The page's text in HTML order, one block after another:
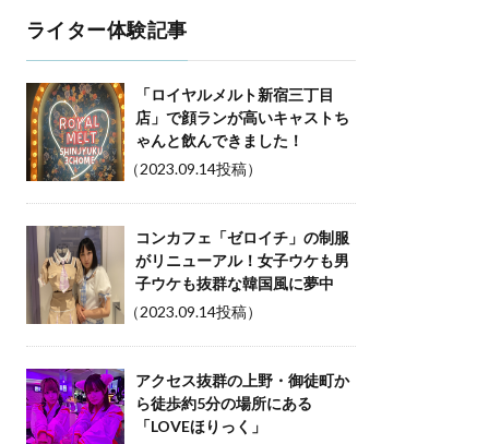
ライター体験記事
「ロイヤルメルト新宿三丁目
店」で顔ランが高いキャストち
ゃんと飲んできました！
（2023.09.14投稿）
コンカフェ「ゼロイチ」の制服
がリニューアル！女子ウケも男
子ウケも抜群な韓国風に夢中
（2023.09.14投稿）
アクセス抜群の上野・御徒町か
ら徒歩約5分の場所にある
「LOVEほりっく」